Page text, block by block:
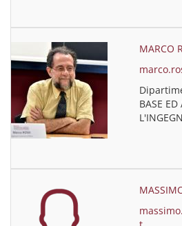
MARCO
BASE ED